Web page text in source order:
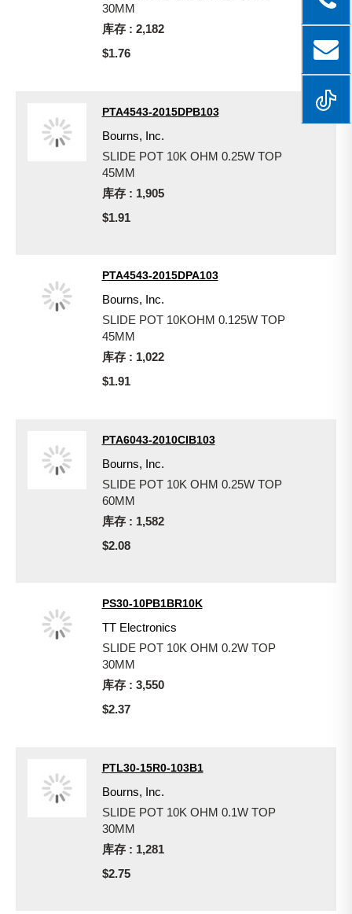
30MM
库存 : 2,182
$1.76
PTA4543-2015DPB103
Bourns, Inc.
SLIDE POT 10K OHM 0.25W TOP
45MM
库存 : 1,905
$1.91
PTA4543-2015DPA103
Bourns, Inc.
SLIDE POT 10KOHM 0.125W TOP
45MM
库存 : 1,022
$1.91
PTA6043-2010CIB103
Bourns, Inc.
SLIDE POT 10K OHM 0.25W TOP
60MM
库存 : 1,582
$2.08
PS30-10PB1BR10K
TT Electronics
SLIDE POT 10K OHM 0.2W TOP
30MM
库存 : 3,550
$2.37
PTL30-15R0-103B1
Bourns, Inc.
SLIDE POT 10K OHM 0.1W TOP
30MM
库存 : 1,281
$2.75